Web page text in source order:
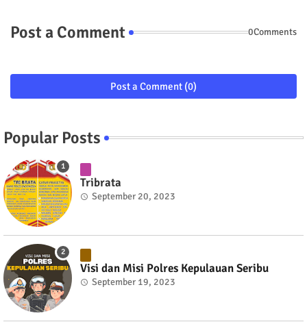
Post a Comment 0Comments
Post a Comment (0)
Popular Posts
Tribrata
September 20, 2023
Visi dan Misi Polres Kepulauan Seribu
September 19, 2023